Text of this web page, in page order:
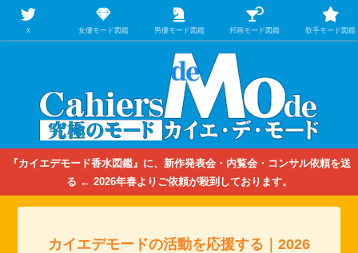
【映画/音楽の中のファッション＆香水】を徹底的に分析するファッション＆ア
パレル業界人のための学習サイト
『カイエデモード香水図鑑』に、新作発表会・内覧会・コンサル依頼を送
る ← 2026年春よりご依頼が殺到しております。
カイエデモードの活動を応援する｜2026
Ｘ 女優モード図鑑 男優モード図鑑 邦画モード図鑑 歌手モード図鑑